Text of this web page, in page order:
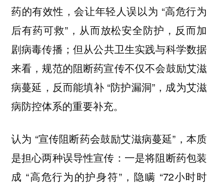
药的有效性，会让年轻人误以为 “高危行为
后有药可救”，从而放松安全防护，反而加
剧病毒传播；但从公共卫生实践与科学数据
来看，规范的阻断药宣传不仅不会鼓励艾滋
病蔓延，反而能填补 “防护漏洞”，成为艾滋
病防控体系的重要补充。
认为 “宣传阻断药会鼓励艾滋病蔓延”，本质
是担心两种误导性宣传：一是将阻断药包装
成 “高危行为的护身符”，隐瞒 “72小时时